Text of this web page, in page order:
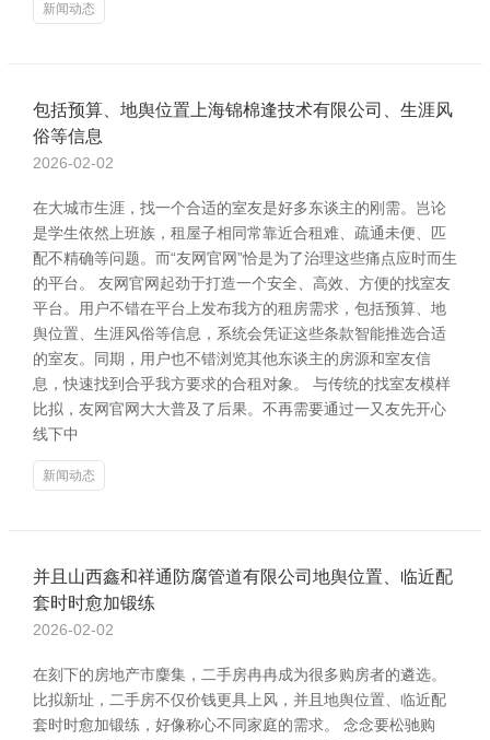
新闻动态
包括预算、地舆位置上海锦棉逢技术有限公司、生涯风
俗等信息
2026-02-02
在大城市生涯，找一个合适的室友是好多东谈主的刚需。岂论
是学生依然上班族，租屋子相同常靠近合租难、疏通未便、匹
配不精确等问题。而“友网官网”恰是为了治理这些痛点应时而生
的平台。 友网官网起劲于打造一个安全、高效、方便的找室友
平台。用户不错在平台上发布我方的租房需求，包括预算、地
舆位置、生涯风俗等信息，系统会凭证这些条款智能推选合适
的室友。同期，用户也不错浏览其他东谈主的房源和室友信
息，快速找到合乎我方要求的合租对象。 与传统的找室友模样
比拟，友网官网大大普及了后果。不再需要通过一又友先开心
线下中
新闻动态
并且山西鑫和祥通防腐管道有限公司地舆位置、临近配
套时时愈加锻练
2026-02-02
在刻下的房地产市麇集，二手房冉冉成为很多购房者的遴选。
比拟新址，二手房不仅价钱更具上风，并且地舆位置、临近配
套时时愈加锻练，好像称心不同家庭的需求。 念念要松驰购